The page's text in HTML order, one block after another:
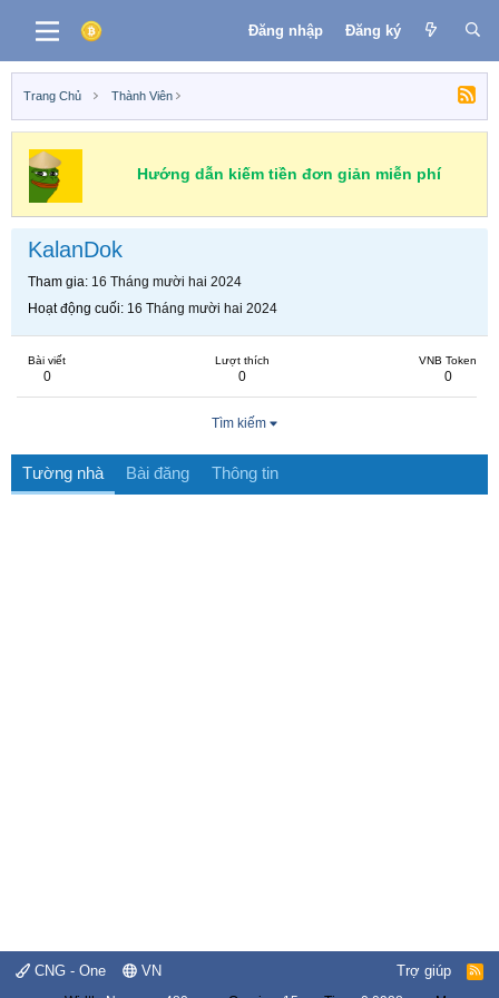
Đăng nhập Đăng ký
Trang Chủ Thành Viên
Hướng dẫn kiếm tiền đơn giản miễn phí
KalanDok
Tham gia 16 Tháng mười hai 2024
Hoạt động cuối 16 Tháng mười hai 2024
Bài viết
0
Lượt thích
0
VNB Token
0
Tìm kiếm
Tường nhà Bài đăng Thông tin
CNG - One VN Trợ giúp
R